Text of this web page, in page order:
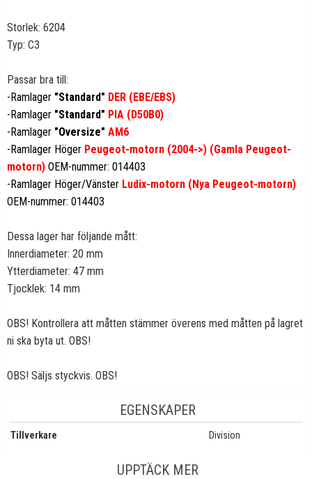
Storlek: 6204
Typ: C3
Passar bra till:
-Ramlager "Standard" DER (EBE/EBS)
-Ramlager "Standard" PIA (D50B0)
-Ramlager "Oversize" AM6
-Ramlager Höger Peugeot-motorn (2004->) (Gamla Peugeot-
motorn) OEM-nummer: 014403
-Ramlager Höger/Vänster Ludix-motorn (Nya Peugeot-motorn)
OEM-nummer: 014403
Dessa lager har följande mått:
Innerdiameter: 20 mm
Ytterdiameter: 47 mm
Tjocklek: 14 mm
OBS! Kontrollera att måtten stämmer överens med måtten på lagret
ni ska byta ut. OBS!
OBS! Säljs styckvis. OBS!
EGENSKAPER
Tillverkare Division
UPPTÄCK MER